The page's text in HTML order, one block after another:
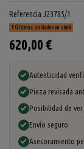
Referencia J23785/1
Últimas unidades en stock
620,00 €
Autenticidad
Pieza revisada
Posibilidad de
Envío seguro
Asesoramiento